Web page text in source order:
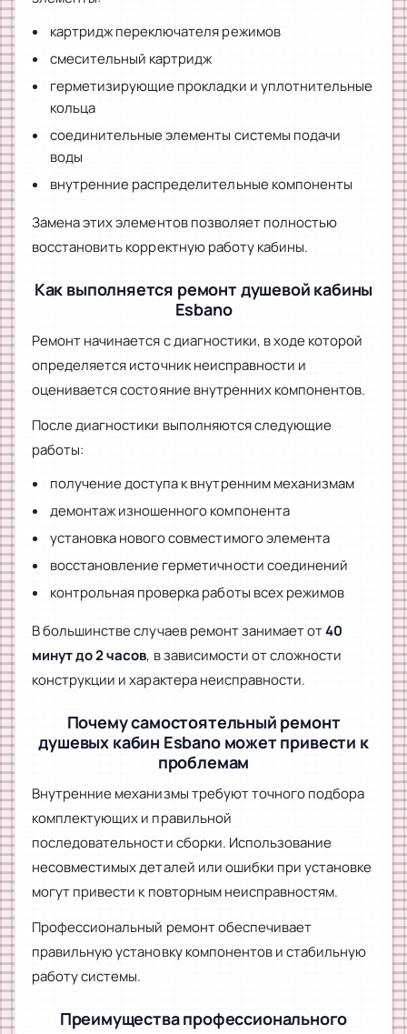
картридж переключателя режимов
смесительный картридж
герметизирующие прокладки и уплотнительные
кольца
соединительные элементы системы подачи
воды
внутренние распределительные компоненты
Замена этих элементов позволяет полностью
восстановить корректную работу кабины.
Как выполняется ремонт душевой кабины
Esbano
Ремонт начинается с диагностики, в ходе которой
определяется источник неисправности и
оценивается состояние внутренних компонентов.
После диагностики выполняются следующие
работы:
получение доступа к внутренним механизмам
демонтаж изношенного компонента
установка нового совместимого элемента
восстановление герметичности соединений
контрольная проверка работы всех режимов
В большинстве случаев ремонт занимает от40
минут до 2 часов, в зависимости от сложности
конструкции и характера неисправности.
Почему самостоятельный ремонт
душевых кабин Esbano может привести к
проблемам
Внутренние механизмы требуют точного подбора
комплектующих и правильной
последовательности сборки. Использование
несовместимых деталей или ошибки при установке
могут привести к повторным неисправностям.
Профессиональный ремонт обеспечивает
правильную установку компонентов и стабильную
работу системы.
Преимущества профессионального